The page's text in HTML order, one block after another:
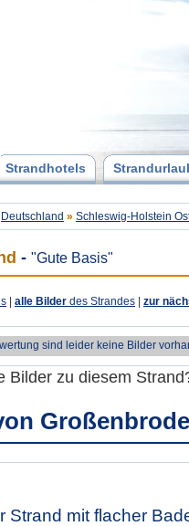
Strandhotels
Deutschland » Schleswig-Holstein
- "Gute Basis"
alle Bilder des Strandes zur
sind leider keine Bilder
Bilder zu diesem
Strand mit flacher